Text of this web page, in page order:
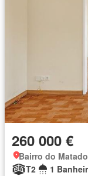
260 000 €
Bairro do
T2
1